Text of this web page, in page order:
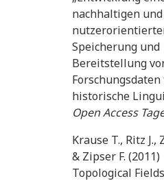
nachhaltigen und
Speicherung und
Bereitstellung
historische
Open Access
Krause T., Ritz J.,
& Zipser F. (2011)
Topological